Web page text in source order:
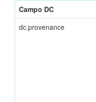
Campo DC
dc.provenance